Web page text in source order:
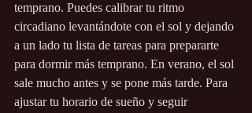
temprano. Puedes calibrar tu ritmo
circadiano levantándote con el sol y dejando
a un lado tu lista de tareas para prepararte
para dormir más temprano. En verano, el sol
sale mucho antes y se pone más tarde. Para
ajustar tu horario de sueño y seguir